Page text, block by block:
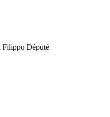
Filippo Député